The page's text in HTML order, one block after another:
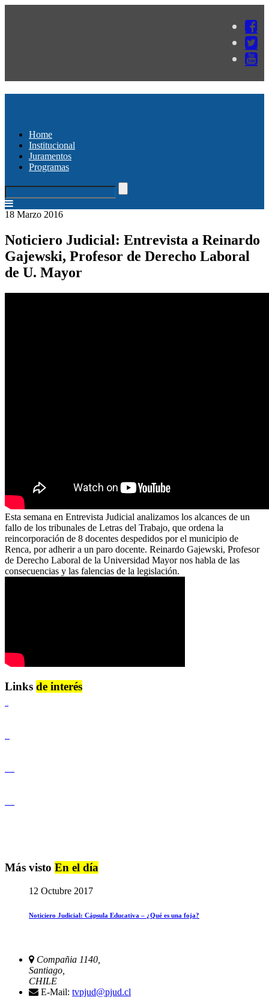
Home
Institucional
Juramentos
Programas
18 Marzo 2016
Noticiero Judicial: Entrevista a Reinardo
Gajewski, Profesor de Derecho Laboral
de U. Mayor
Esta semana en Entrevista Judicial analizamos los alcances de un
fallo de los tribunales de Letras del Trabajo, que ordena la
reincorporación de 8 docentes despedidos por el municipio de
Renca, por adherir a un paro docente. Reinardo Gajewski, Profesor
de Derecho Laboral de la Universidad Mayor nos habla de las
consecuencias y las falencias de la legislación.
Links de interés
Más visto En el día
12 Octubre 2017
Noticiero Judicial: Cápsula Educativa – ¿Qué es una foja?
Compañia 1140,
Santiago,
CHILE
E-Mail: tvpjud@pjud.cl